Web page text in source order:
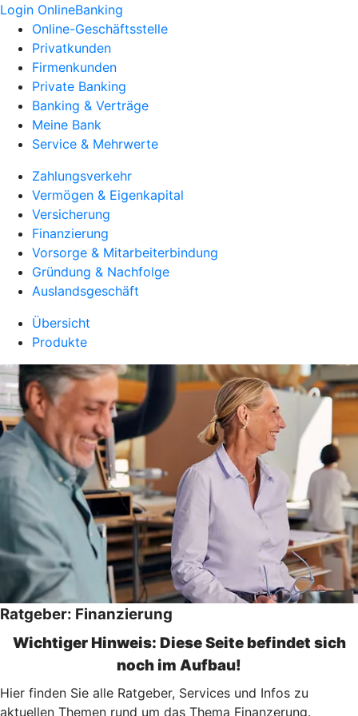
Login OnlineBanking
Online-Geschäftsstelle
Privatkunden
Firmenkunden
Private Banking
Banking & Verträge
Meine Bank
Service & Mehrwerte
Zahlungsverkehr
Vermögen & Eigenkapital
Versicherung
Finanzierung
Vorsorge & Mitarbeiterbindung
Gründung & Nachfolge
Auslandsgeschäft
Übersicht
Produkte
Ratgeber: Finanzierung
Wichtiger Hinweis: Diese Seite befindet sich
noch im Aufbau!
Hier finden Sie alle Ratgeber, Services und Infos zu
aktuellen Themen rund um das Thema Finanzerung.